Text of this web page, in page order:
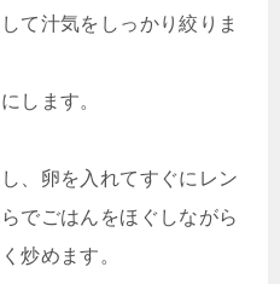
て汁気をしっかり絞りま
します。
、卵を入れてすぐにレン
でごはんをほぐしながら
炒めます。